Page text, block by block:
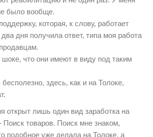
было вообще.
которая, к слову, работает
дня получила ответ, типа моя работа
что они имеют в виду под таким
здесь, как и на Толоке,
открыт лишь один вид заработка на
товаров. Поиск мне знаком,
подобное уже делала на Толоке, а